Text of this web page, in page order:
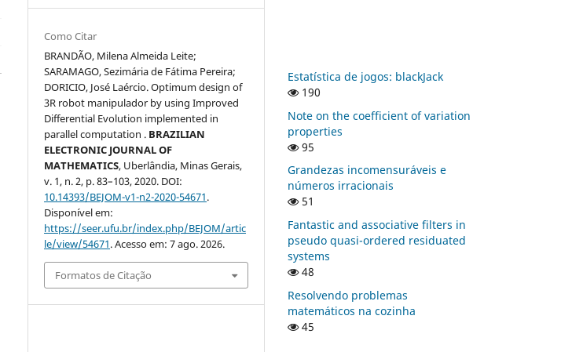
Como Citar
BRANDÃO, Milena Almeida Leite;
SARAMAGO, Sezimária de Fátima Pereira;
DORICIO, José Laércio. Optimum design of
3R robot manipulador by using Improved
Differential Evolution implemented in
parallel computation . BRAZILIAN
ELECTRONIC JOURNAL OF
MATHEMATICS, Uberlândia, Minas Gerais,
v. 1, n. 2, p. 83–103, 2020. DOI:
10.14393/BEJOM-v1-n2-2020-54671.
Disponível em:
https://seer.ufu.br/index.php/BEJOM/artic
le/view/54671. Acesso em: 7 ago. 2026.
Formatos de Citação
Estatística de jogos: blackJack
190
Note on the coefficient of variation
properties
95
Grandezas incomensuráveis e
números irracionais
51
Fantastic and associative filters in
pseudo quasi-ordered residuated
systems
48
Resolvendo problemas
matemáticos na cozinha
45